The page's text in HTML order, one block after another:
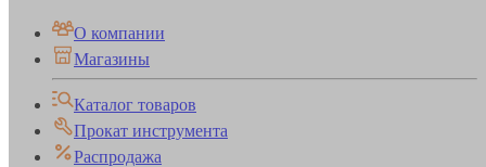
О компании
Магазины
Каталог товаров
Прокат инструмента
Распродажа